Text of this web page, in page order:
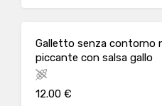
Galletto senza contorno
piccante con salsa gallo
12.00 €